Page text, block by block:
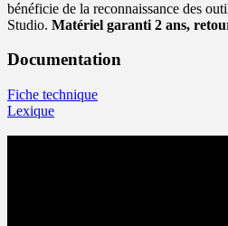
bénéficie de la reconnaissance des
Studio. Matériel garanti 2 ans,
Documentation
Fiche technique
Lexique